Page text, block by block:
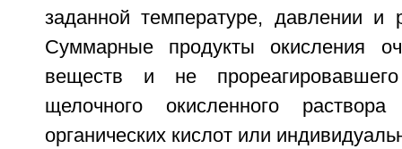
заданной температуре, давлении и
Суммарные продукты окисления
веществ и не
щелочного окисленного
органических кислот или